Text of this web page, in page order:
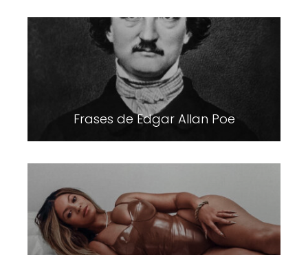
Frases de Edgar Allan Poe